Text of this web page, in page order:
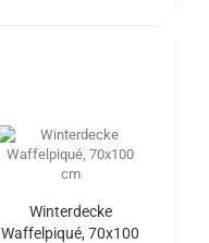
Winterdecke
Waffelpiqué, 70x100